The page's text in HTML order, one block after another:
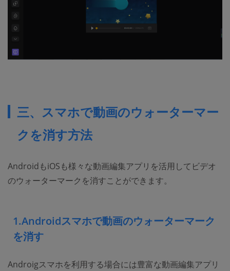
三、スマホで動画のウォーターマー
クを消す方法
AndroidもiOSも様々な動画編集アプリを活用してビデオ
のウォーターマークを消すことができます。
1.Androidスマホで動画のウォーターマーク
を消す
Androigスマホを利用する場合には豊富な動画編集アプリ